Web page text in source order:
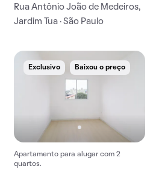
Rua Antônio João de Medeiros,
Jardim Tua · São Paulo
Exclusivo Baixou o preço
Apartamento para alugar com 2
quartos.